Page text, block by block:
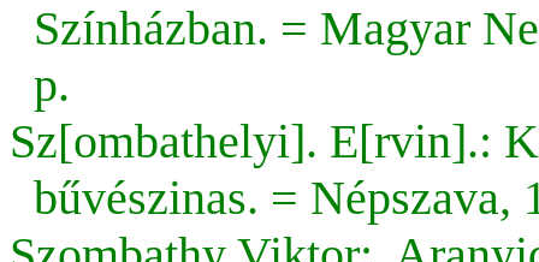
Színházban. = Magyar
p.
Sz[ombathelyi]. E[rvin].:
bűvészinas. = Népszava,